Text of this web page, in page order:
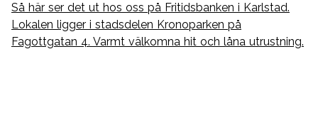
Så här ser det ut hos oss på Fritidsbanken i Karlstad.
Lokalen ligger i stadsdelen Kronoparken på
Fagottgatan 4. Varmt välkomna hit och låna utrustning.